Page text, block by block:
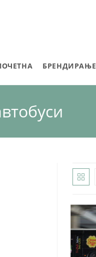
БРЕНДИРАЊЕ